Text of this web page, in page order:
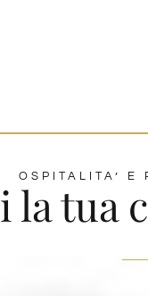
OSPITALITA’ E
la tua